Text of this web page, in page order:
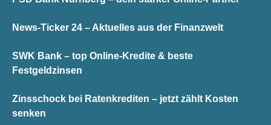
News-Ticker 24 – Aktuelles aus der Finanzwelt
SWK Bank – top Online-Kredite & beste
Festgeldzinsen
Zinsschock bei Ratenkrediten – jetzt zählt Kosten
senken